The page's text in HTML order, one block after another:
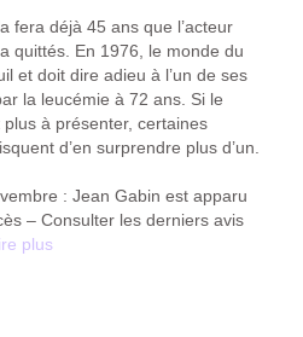
fera déjà 45 ans que l’acteur
quittés. En 1976, le monde du
et doit dire adieu à l’un de ses
la leucémie à 72 ans. Si le
à présenter, certaines
d’en surprendre plus d’un.
: Jean Gabin est apparu
– Consulter les derniers avis
plus